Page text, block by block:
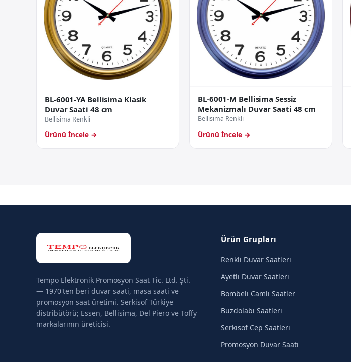
BL-6001-YA Bellisima Klasik
Duvar Saati 48 cm
Bellisima Renkli
Ürünü İncele →
BL-6001-M Bellisima Sessiz
Mekanizmalı Duvar Saati 48 cm
Bellisima Renkli
Ürünü İncele →
Tempo Elektronik Promosyon Saat Tic. Ltd. Şti.
— 1970'ten beri duvar saati, masa saati ve
promosyon saat üretimi. Serkisof Türkiye
distribütörü; Essen, Bellisima, Del Piero ve Toffy
markalarının üreticisi.
Ürün Grupları
Renkli Duvar Saatleri
Ayetli Duvar Saatleri
Bombeli Camlı Saatler
Buzdolabı Saatleri
Serkisof Cep Saatleri
Promosyon Duvar Saati